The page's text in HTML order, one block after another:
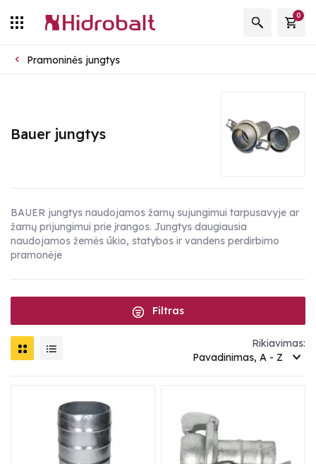
0
Pramoninės jungtys
Bauer jungtys
BAUER jungtys naudojamos žarnų sujungimui tarpusavyje ar
žarnų prijungimui prie įrangos. Jungtys daugiausia
naudojamos žemės ūkio, statybos ir vandens perdirbimo
pramonėje
Filtras
Rikiavimas:
Pavadinimas, A - Z